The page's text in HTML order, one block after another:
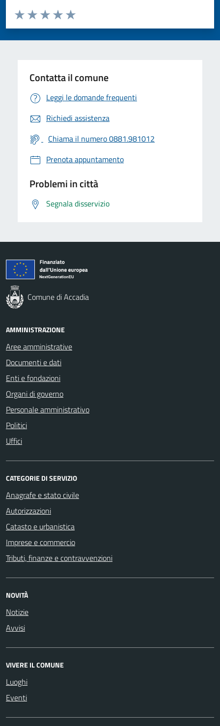
Valuta da 1 a 5 stelle la pagina
Valuta 5 stelle su 5
Valuta 4 stelle su 5
Valuta 3 stelle su 5
Valuta 2 stelle su 5
Valuta 1 stelle su 5
Contatta il comune
Leggi le domande frequenti
Richiedi assistenza
Chiama il numero 0881.981012
Prenota appuntamento
Problemi in città
Segnala disservizio
Comune di Accadia
AMMINISTRAZIONE
Aree amministrative
Documenti e dati
Enti e fondazioni
Organi di governo
Personale amministrativo
Politici
Uffici
CATEGORIE DI SERVIZIO
Anagrafe e stato civile
Autorizzazioni
Catasto e urbanistica
Imprese e commercio
Tributi, finanze e contravvenzioni
NOVITÀ
Notizie
Avvisi
VIVERE IL COMUNE
Luoghi
Eventi